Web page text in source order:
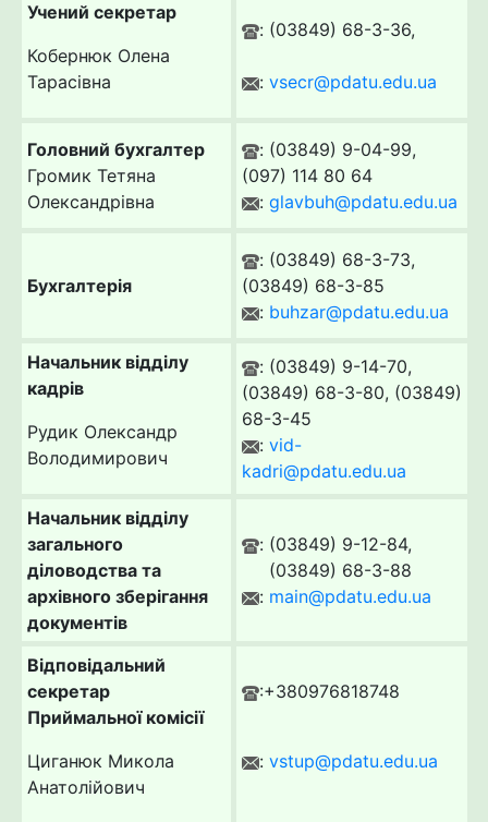
Учений секретар
Кобернюк Олена
Тарасівна
: (03849) 68-3-36,
: vsecr@pdatu.edu.ua
Головний бухгалтер
Громик Тетяна
Олександрівна
: (03849) 9-04-99,
(097) 114 80 64
: glavbuh@pdatu.edu.ua
Бухгалтерія
: (03849) 68-3-73,
(03849) 68-3-85
: buhzar@pdatu.edu.ua
Начальник відділу
кадрів
Рудик Олександр
Володимирович
: (03849) 9-14-70,
(03849) 68-3-80, (03849)
68-3-45
: vid-
kadri@pdatu.edu.ua
Начальник відділу
загального
діловодства та
архівного зберігання
документів
: (03849) 9-12-84,
(03849) 68-3-88
: main@pdatu.edu.ua
Відповідальний
секретар
Приймальної комісії
Циганюк Микола
Анатолійович
:+380976818748
: vstup@pdatu.edu.ua